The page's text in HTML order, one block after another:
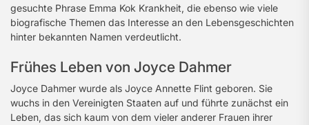
gesuchte Phrase Emma Kok Krankheit, die ebenso wie viele
biografische Themen das Interesse an den Lebensgeschichten
hinter bekannten Namen verdeutlicht.
Frühes Leben von Joyce Dahmer
Joyce Dahmer wurde als Joyce Annette Flint geboren. Sie
wuchs in den Vereinigten Staaten auf und führte zunächst ein
Leben, das sich kaum von dem vieler anderer Frauen ihrer